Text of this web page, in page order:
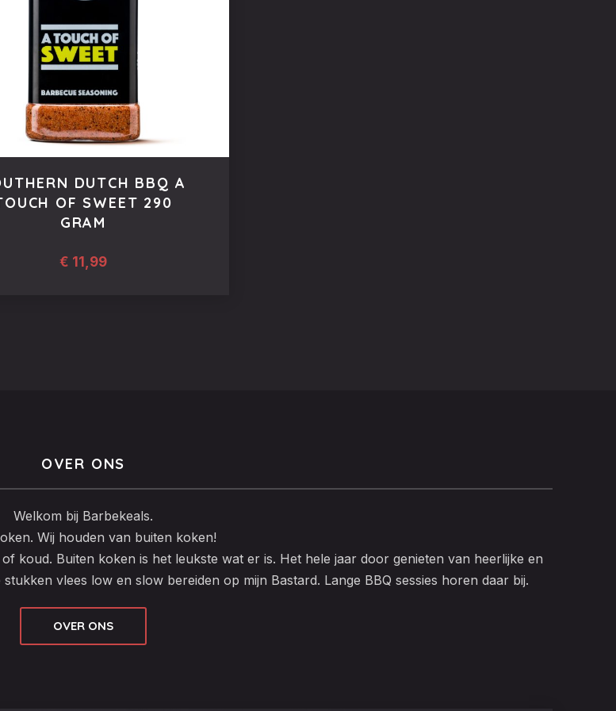
DUTCH BBQ A
OF SWEET 290
GRAM
€ 11,99
OVER ONS
Welkom bij Barbekeals.
Wij houden van buiten koken!
koud. Buiten koken is het leukste wat er is. Het hele jaar door genieten van heerlijke en
vlees low en slow bereiden op mijn Bastard. Lange BBQ sessies horen daar bij.
OVER ONS